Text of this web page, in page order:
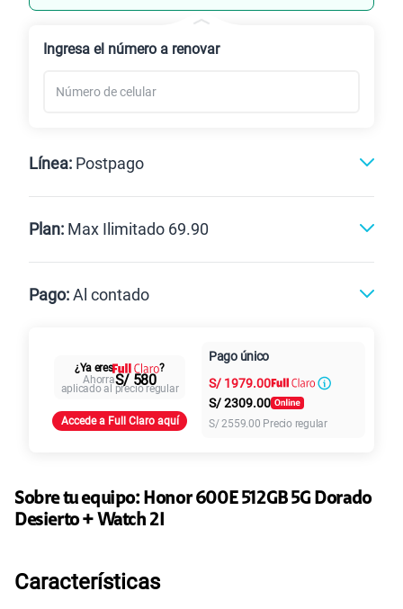
Ingresa el número a renovar
Línea: Postpago
Postpago
Plan: Max Ilimitado 69.90
Paga solo
125GBen alta velocidad
79.90
155 GBen alta velocidad
Ver más planes
Pago:Al contado
Al contado Cuotas Claro
intereses
¿Ya eres
?
AhorraS/ 580
aplicado al precio regular
Accede a Full Claro aquí
Pago único
S/ 1979.00
S/2309.00
S/2559.00 Precio regular
Sobre tu equipo: Honor 600E 512GB 5G Dorado
Desierto + Watch 2I
Características